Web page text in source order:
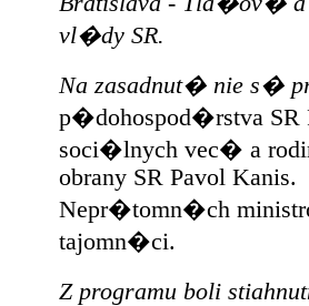
vl�dy SR.
Na zasadnut� nie s�
p�dohospod�rstva
soci�lnych vec� a
obrany SR Pavol Kanis.
Nepr�tomn�ch
tajomn�ci.
Z programu boli